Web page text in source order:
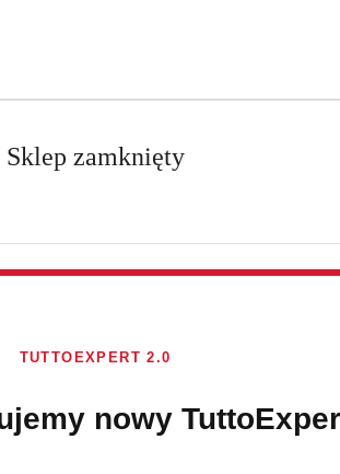
Bezpieczne zakupy
Sklep zamknięty
TUTTOEXPERT 2.0
nowy